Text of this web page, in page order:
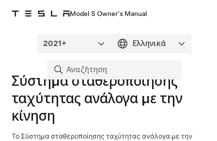
Model S Owner's Manual
Σύστημα σταθεροποίησης
ταχύτητας ανάλογα με την
κίνηση
Το Σύστημα σταθεροποίησης ταχύτητας ανάλογα με την